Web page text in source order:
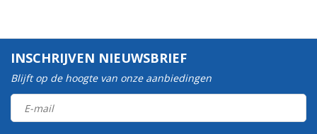
INSCHRIJVEN NIEUWSBRIEF
Blijft op de hoogte van onze aanbiedingen